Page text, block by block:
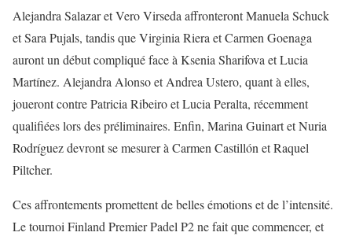
Alejandra Salazar et Vero Virseda affronteront Manuela Schuck
et Sara Pujals, tandis que Virginia Riera et Carmen Goenaga
auront un début compliqué face à Ksenia Sharifova et Lucia
Martínez. Alejandra Alonso et Andrea Ustero, quant à elles,
joueront contre Patricia Ribeiro et Lucia Peralta, récemment
qualifiées lors des préliminaires. Enfin, Marina Guinart et Nuria
Rodríguez devront se mesurer à Carmen Castillón et Raquel
Piltcher.
Ces affrontements promettent de belles émotions et de l’intensité.
Le tournoi Finland Premier Padel P2 ne fait que commencer, et